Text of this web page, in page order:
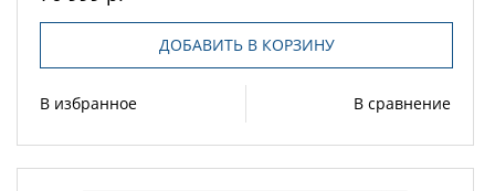
ДОБАВИТЬ В КОРЗИНУ
В избранное В сравнение